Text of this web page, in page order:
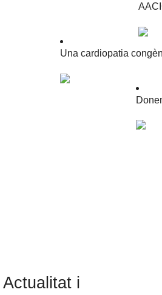
Una cardiopatia
Actualitat i